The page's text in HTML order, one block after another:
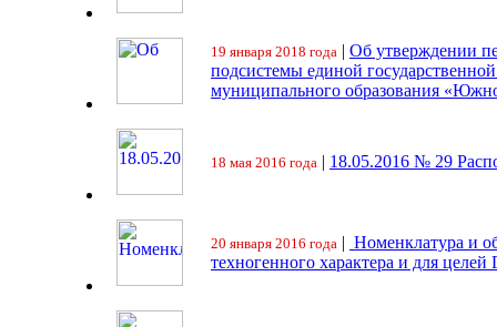
19 января 2018 года | Об утверждении
подсистемы единой
муниципального образования
18 мая 2016 года | 18.05.2016 № 29
20 января 2016 года | Номенклатура и
техногенного характера и для целей